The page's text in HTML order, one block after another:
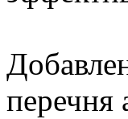
перечня